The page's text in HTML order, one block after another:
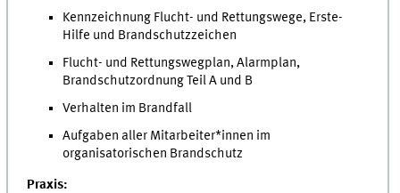
Kennzeichnung Flucht- und Rettungswege, Erste-
Hilfe und Brandschutzzeichen
Flucht- und Rettungswegplan, Alarmplan,
Brandschutzordnung Teil A und B
Verhalten im Brandfall
Aufgaben aller Mitarbeiter*innen im
organisatorischen Brandschutz
Praxis: